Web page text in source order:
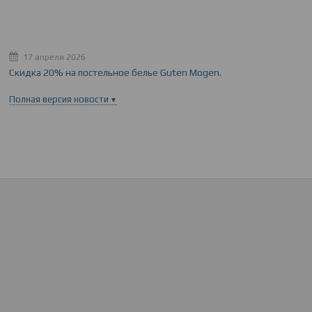
17 апреля 2026
Скидка 20% на постельное белье Guten Mogen.
Полная версия новости